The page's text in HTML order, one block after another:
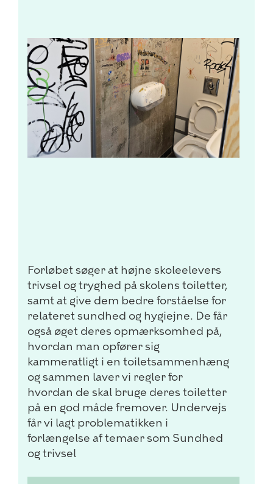
Forløbet søger at højne skoleelevers
trivsel og tryghed på skolens toiletter,
samt at give dem bedre forståelse for
relateret sundhed og hygiejne. De får
også øget deres opmærksomhed på,
hvordan man opfører sig
kammeratligt i en toiletsammenhæng
og sammen laver vi regler for
hvordan de skal bruge deres toiletter
på en god måde fremover. Undervejs
får vi lagt problematikken i
forlængelse af temaer som Sundhed
og trivsel